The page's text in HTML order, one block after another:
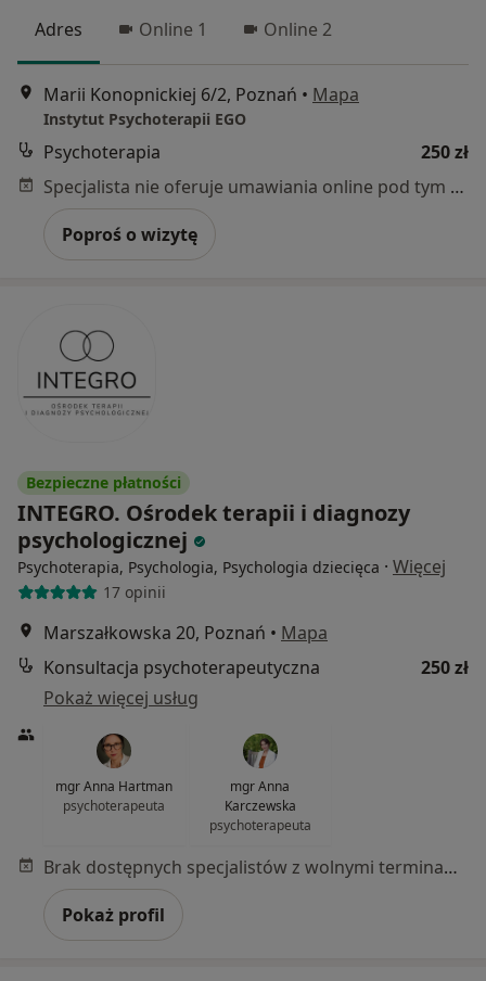
Adres Online 1 Online 2
Marii Konopnickiej 6/2, Poznań • Mapa
Instytut Psychoterapii EGO
Psychoterapia
250 zł
Specjalista nie oferuje umawiania online pod tym adresem.
Poproś o wizytę
Bezpieczne płatności
INTEGRO. Ośrodek terapii i diagnozy
psychologicznej
Psychoterapia, Psychologia, Psychologia dziecięca · Więcej
17 opinii
Marszałkowska 20, Poznań • Mapa
Konsultacja psychoterapeutyczna
250 zł
Pokaż więcej usług
mgr Anna Hartman
psychoterapeuta
mgr Anna
Karczewska
psychoterapeuta
Brak dostępnych specjalistów z wolnymi terminami w tym centrum medycznym.
Pokaż profil